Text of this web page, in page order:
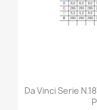
Da Vinci Serie